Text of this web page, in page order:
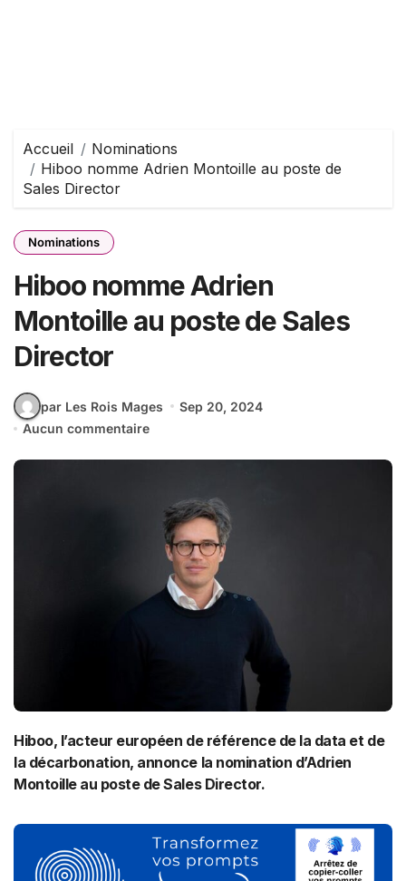
Accueil
Nominations
Hiboo nomme Adrien Montoille au poste de
Sales Director
Nominations
Hiboo nomme Adrien
Montoille au poste de Sales
Director
par Les Rois Mages
Sep 20, 2024
Aucun commentaire
Hiboo, l’acteur européen de référence de la data et de
la décarbonation, annonce la nomination d’Adrien
Montoille au poste de Sales Director.